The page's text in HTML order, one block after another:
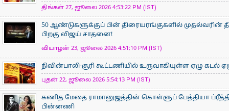
திங்கள் 27, ஜூலை 2026 4:53:22 PM (IST)
50 ஆண்டுகளுக்குப் பின் திரையரங்குகளில் முதல்வரின்
பிறகு விஜய் சாதனை!
வியாழன் 23, ஜூலை 2026 4:51:10 PM (IST)
நிவின்பாலி-சூரி கூட்டணியில் உருவாகியுள்ள ஏழு கடல்
புதன் 22, ஜூலை 2026 5:54:13 PM (IST)
கணித மேதை ராமானுஜத்தின் கொள்ளுப் பேத்தியா
பின்னணி